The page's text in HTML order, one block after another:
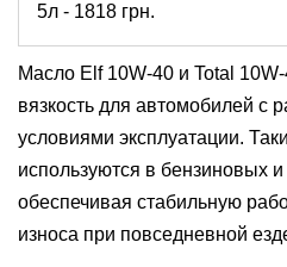
5л - 1818 грн.
208л -62906 грн.
Масло Elf 10W-40 и Total
вязкость для автомобилей с
условиями эксплуатации.
используются в бензиновых
обеспечивая стабильную
износа при повседневной